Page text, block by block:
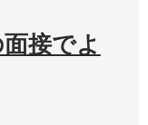
接でよ